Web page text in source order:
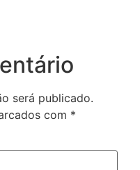
será publicado.
com *